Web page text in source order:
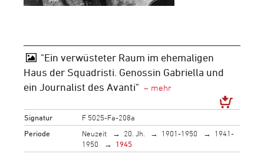
"Ein verwüsteter Raum im ehemaligen
Haus der Squadristi. Genossin Gabriella und
ein Journalist des Avanti"
Signatur
F 5025-Fa-208a
Periode
Neuzeit 20. Jh. 1901-1950
1941-
1950
1945